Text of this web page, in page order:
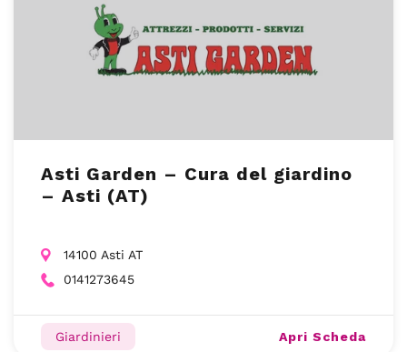
Asti Garden – Cura del giardino
– Asti (AT)
14100 Asti AT
0141273645
Giardinieri Apri Scheda